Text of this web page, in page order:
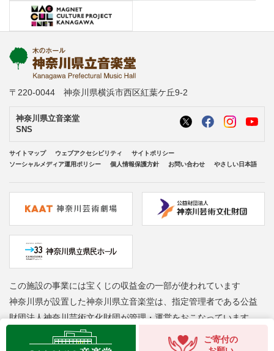
ご寄付の
〒220-0044 神奈川県横浜市西区紅葉ケ丘9-2
神奈川県立音楽堂
SNS
サイトマップ ウェブアクセシビリティ
サイトポリシー
ソーシャルメディア運用ポリシー
個人情報保護方針 お問い合わせ やさしい日本語
この施設の事業には宝くじの収益金の一部が使われています
神奈川県が設置した神奈川県立音楽堂は、指定管理者である公益
財団法人神奈川芸術文化財団が管理・運営をおこなっています
Copyright © Kanagawa Arts Foundation. All rights reserved.